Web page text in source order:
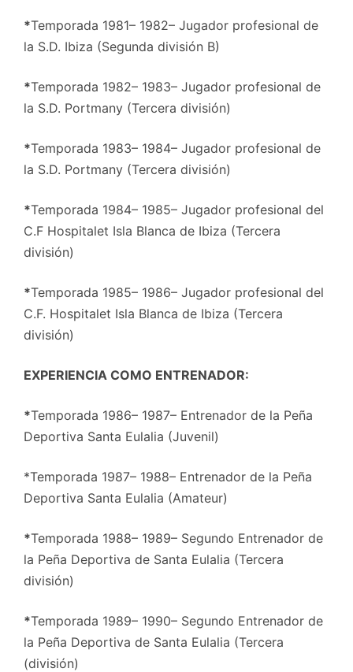
*Temporada 1981– 1982– Jugador profesional de
la S.D. Ibiza (Segunda división B)
*Temporada 1982– 1983– Jugador profesional de
la S.D. Portmany (Tercera división)
*Temporada 1983– 1984– Jugador profesional de
la S.D. Portmany (Tercera división)
*Temporada 1984– 1985– Jugador profesional del
C.F Hospitalet Isla Blanca de Ibiza (Tercera
división)
*Temporada 1985– 1986– Jugador profesional del
C.F. Hospitalet Isla Blanca de Ibiza (Tercera
división)
EXPERIENCIA COMO ENTRENADOR:
*Temporada 1986– 1987– Entrenador de la Peña
Deportiva Santa Eulalia (Juvenil)
*Temporada 1987– 1988– Entrenador de la Peña
Deportiva Santa Eulalia (Amateur)
*Temporada 1988– 1989– Segundo Entrenador de
la Peña Deportiva de Santa Eulalia (Tercera
división)
*Temporada 1989– 1990– Segundo Entrenador de
la Peña Deportiva de Santa Eulalia (Tercera
(división)